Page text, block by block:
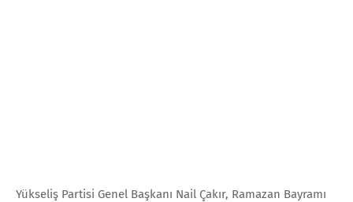
Yükseliş Partisi Genel Başkanı Nail Çakır, Ramazan Bayramı